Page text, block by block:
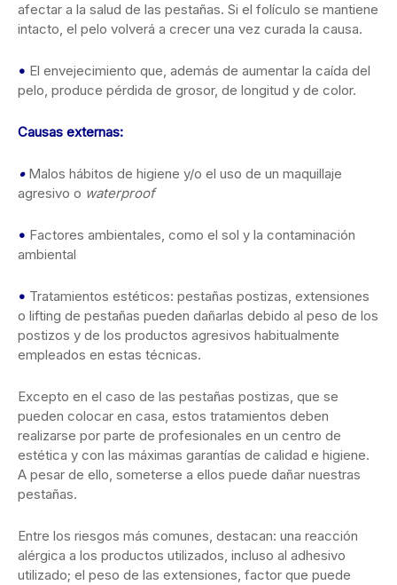
afectar a la salud de las pestañas. Si el folículo se mantiene
intacto, el pelo volverá a crecer una vez curada la causa.
• El envejecimiento que, además de aumentar la caída del
pelo, produce pérdida de grosor, de longitud y de color.
Causas externas:
• Malos hábitos de higiene y/o el uso de un maquillaje
agresivo o waterproof
• Factores ambientales, como el sol y la contaminación
ambiental
• Tratamientos estéticos: pestañas postizas, extensiones
o lifting de pestañas pueden dañarlas debido al peso de los
postizos y de los productos agresivos habitualmente
empleados en estas técnicas.
Excepto en el caso de las pestañas postizas, que se
pueden colocar en casa, estos tratamientos deben
realizarse por parte de profesionales en un centro de
estética y con las máximas garantías de calidad e higiene.
A pesar de ello, someterse a ellos puede dañar nuestras
pestañas.
Entre los riesgos más comunes, destacan: una reacción
alérgica a los productos utilizados, incluso al adhesivo
utilizado; el peso de las extensiones, factor que puede